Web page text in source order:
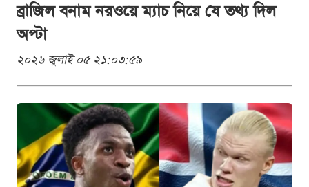
ব্রাজিল বনাম নরওয়ে ম্যাচ নিয়ে যে তথ্য দিল
অপ্টা
২০২৬ জুলাই ০৫ ২১:০৩:৫৯